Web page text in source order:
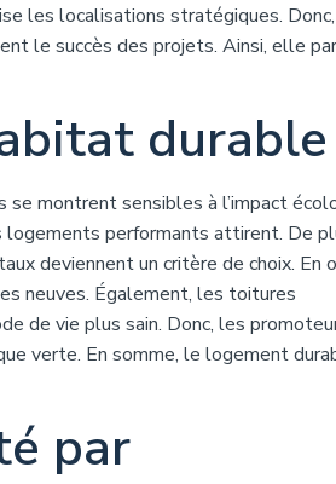
les localisations stratégiques.
le succès des projets. Ainsi, elle
durable
se montrent sensibles à l’impact
logements performants attirent. De
deviennent un critère de choix. En
neuves. Également, les toitures
de vie plus sain. Donc, les
verte. En somme, le logement
par